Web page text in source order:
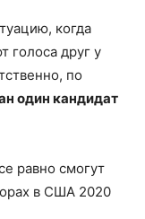
когда
голоса друг у
по
один кандидат
равно смогут
в США 2020